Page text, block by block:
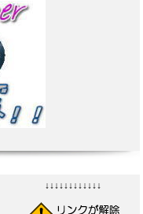
↓↓↓↓↓↓↓↓↓↓↓↓